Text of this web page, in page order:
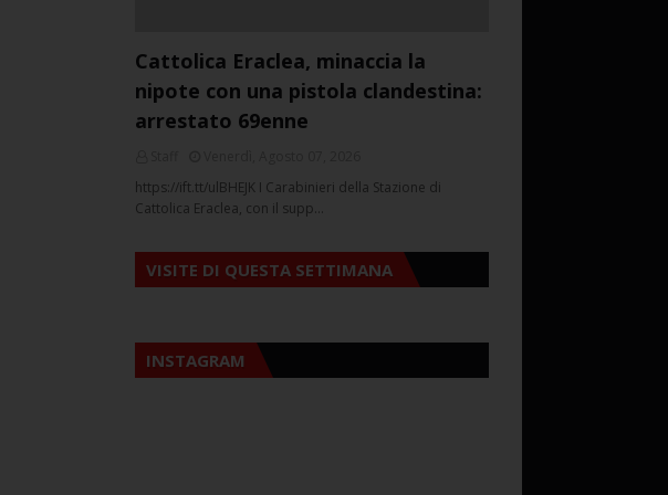
Cattolica Eraclea, minaccia la
nipote con una pistola clandestina:
arrestato 69enne
https://ift.tt/ulBHEJK I Carabinieri della Stazione di
Cattolica Eraclea, con il supp…
VISITE DI QUESTA SETTIMANA
INSTAGRAM